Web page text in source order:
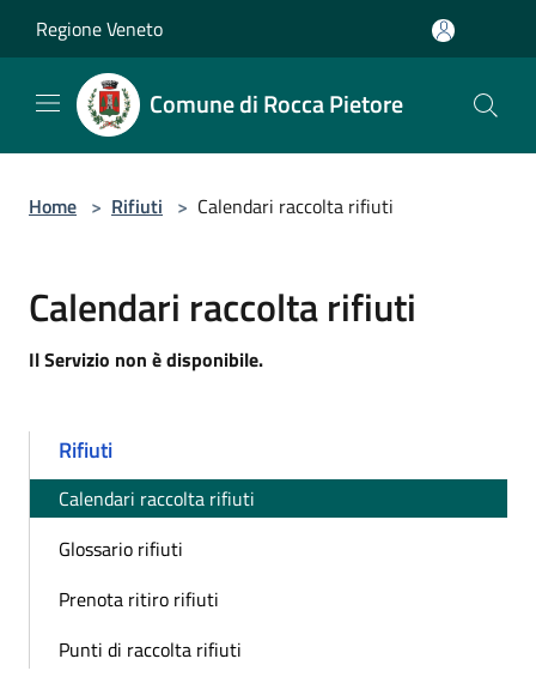
Regione Veneto
Comune di Rocca Pietore
Home > Rifiuti > Calendari raccolta rifiuti
Calendari raccolta rifiuti
Il Servizio non è disponibile.
Rifiuti
Calendari raccolta rifiuti
Glossario rifiuti
Prenota ritiro rifiuti
Punti di raccolta rifiuti